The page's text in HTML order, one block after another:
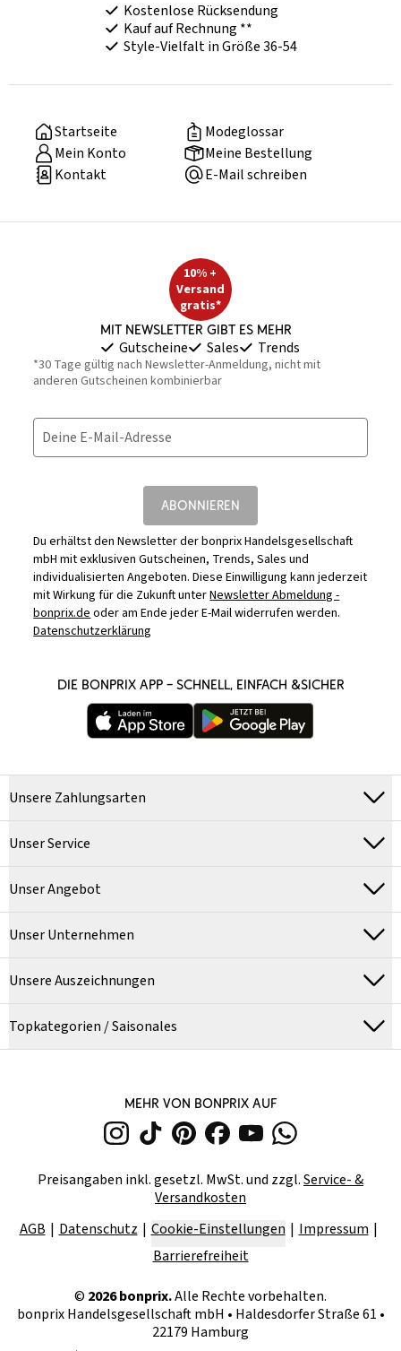
Kostenlose Rücksendung
Kauf auf Rechnung **
Style-Vielfalt in Größe 36-54
Startseite
Modeglossar
Mein Konto
Meine Bestellung
Kontakt
E-Mail schreiben
10% +
Versand
gratis*
Mit Newsletter gibt es mehr
Gutscheine Sales Trends
*30 Tage gültig nach Newsletter-Anmeldung, nicht mit
anderen Gutscheinen kombinierbar
Deine E-Mail-Adresse
ABONNIEREN
Du erhältst den Newsletter der bonprix Handelsgesellschaft
mbH mit exklusiven Gutscheinen, Trends, Sales und
individualisierten Angeboten. Diese Einwilligung kann jederzeit
mit Wirkung für die Zukunft unterNewsletter Abmeldung -
bonprix.deoder am Ende jeder E-Mail widerrufen werden.
Datenschutzerklärung
DIE BONPRIX APP – SCHNELL, EINFACH &SICHER
Unsere Zahlungsarten
Unser Service
Unser Angebot
Unser Unternehmen
Unsere Auszeichnungen
Topkategorien / Saisonales
MEHR VON BONPRIX AUF
Preisangaben inkl. gesetzl. MwSt. und zzgl.Service- &
Versandkosten
AGB
Datenschutz Cookie-Einstellungen
Impressum
Barrierefreiheit
© 2026bonprix.Alle Rechte vorbehalten.
bonprix Handelsgesellschaft mbH • Haldesdorfer Straße 61 •
22179 Hamburg